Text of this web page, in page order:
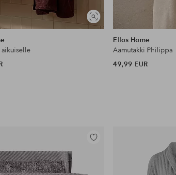
Näytä
samankaltaisia
Ellos Home
Aamutakki Philippa
49,99 EUR
Lisää